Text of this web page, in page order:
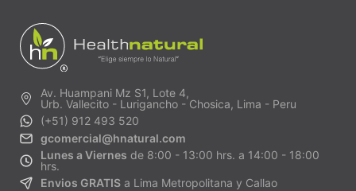
Av. Huampani Mz S1, Lote 4,
Urb. Vallecito - Lurigancho - Chosica, Lima - Peru
(+51) 912 493 520
gcomercial@hnatural.com
Lunes a Viernes de 8:00 - 13:00 hrs. a 14:00 - 18:00
hrs.
Envios GRATIS a Lima Metropolitana y Callao